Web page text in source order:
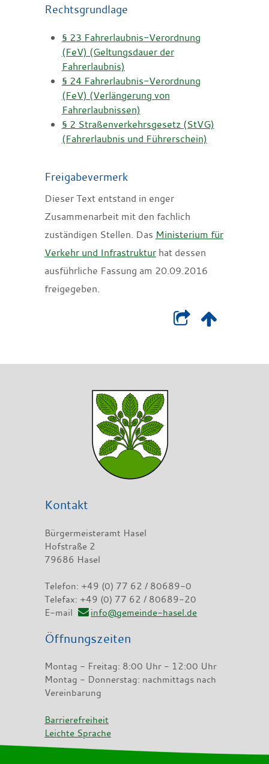
Rechtsgrundlage
§ 23 Fahrerlaubnis-Verordnung
(FeV) (Geltungsdauer der
Fahrerlaubnis)
§ 24 Fahrerlaubnis-Verordnung
(FeV) (Verlängerung von
Fahrerlaubnissen)
§ 2 Straßenverkehrsgesetz (StVG)
(Fahrerlaubnis und Führerschein)
Freigabevermerk
Dieser Text entstand in enger
Zusammenarbeit mit den fachlich
zuständigen Stellen. Das Ministerium für
Verkehr und Infrastruktur hat dessen
ausführliche Fassung am 20.09.2016
freigegeben.
Kontakt
Bürgermeisteramt Hasel
Hofstraße 2
79686 Hasel
Telefon: +49 (0) 77 62 / 80689-0
Telefax: +49 (0) 77 62 / 80689-20
E-mail
info@gemeinde-hasel.de
Öffnungszeiten
Montag - Freitag: 8:00 Uhr - 12:00 Uhr
Montag - Donnerstag: nachmittags nach
Vereinbarung
Barrierefreiheit
Leichte Sprache